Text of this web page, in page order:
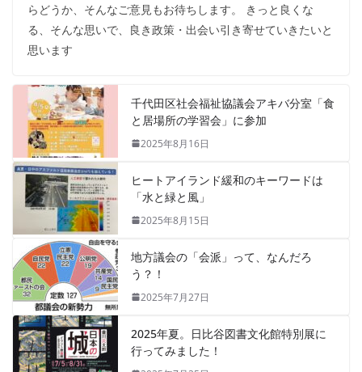
らどうか、そんなご意見もお待ちします。 きっと良くな
る、そんな思いで、良き政策・出会い引き寄せていきたいと
思います
千代田区社会福祉協議会アキバ分室「食
と居場所の学習会」に参加
2025年8月16日
ヒートアイランド緩和のキーワードは
「水と緑と風」
2025年8月15日
地方議会の「会派」って、なんだろ
う？！
2025年7月27日
2025年夏。日比谷図書文化館特別展に
行ってみました！